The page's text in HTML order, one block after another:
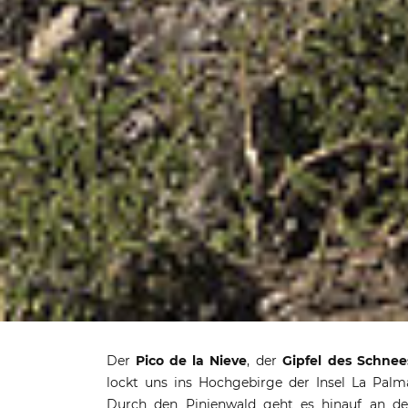
Wanderung
Der Pico de la Nieve, der Gipfel des
lockt uns ins Hochgebirge der Insel La
Durch den Pinienwald geht es hinauf an